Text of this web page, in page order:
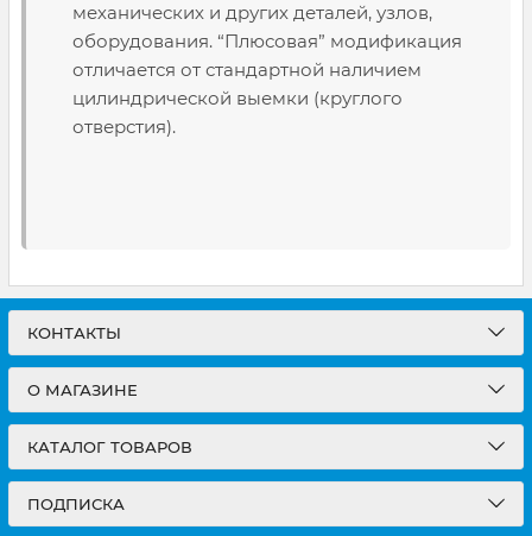
механических и других деталей, узлов,
оборудования. “Плюсовая” модификация
отличается от стандартной наличием
цилиндрической выемки (круглого
отверстия).
КОНТАКТЫ
О МАГАЗИНЕ
КАТАЛОГ ТОВАРОВ
ПОДПИСКА